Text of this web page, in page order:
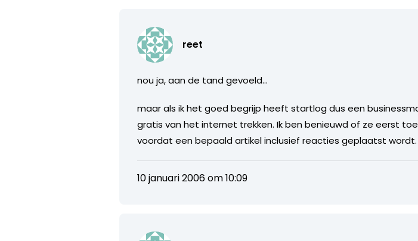
reet
nou ja, aan de tand gevoeld…
maar als ik het goed begrijp heeft startlog dus een
gratis van het internet trekken. Ik ben benieuwd of ze eerst
voordat een bepaald artikel inclusief reacties geplaatst wordt.
10 januari 2006 om 10:09